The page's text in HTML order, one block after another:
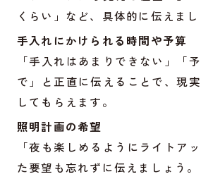
くらい」など、具体的に伝えまし
手入れにかけられる時間や予算
「手入れはあまりできない」「
で」と正直に伝えることで、現
してもらえます。
照明計画の希望
「夜も楽しめるようにライトア
た要望も忘れずに伝えましょう。